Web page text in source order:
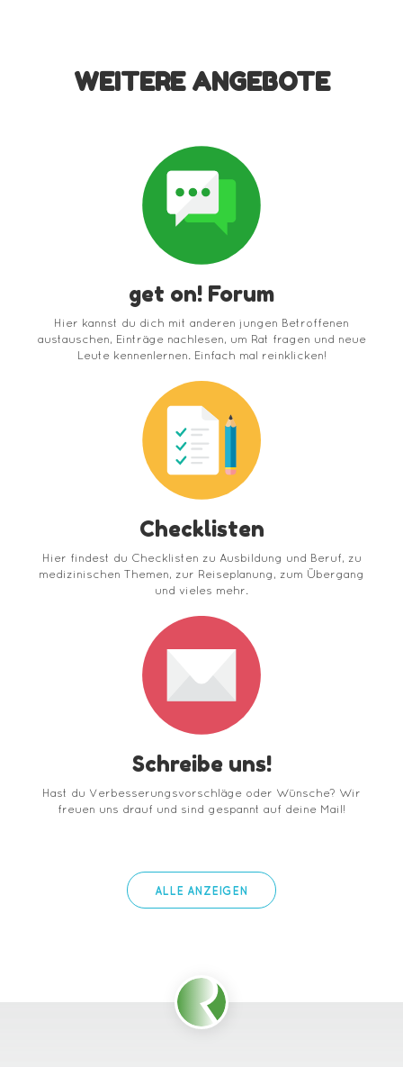
WEITERE ANGEBOTE
get on! Forum
Hier kannst du dich mit anderen jungen Betroffenen
austauschen, Einträge nachlesen, um Rat fragen und neue
Leute kennenlernen. Einfach mal reinklicken!
Checklisten
Hier findest du Checklisten zu Ausbildung und Beruf, zu
medizinischen Themen, zur Reiseplanung, zum Übergang
und vieles mehr.
Schreibe uns!
Hast du Verbesserungsvorschläge oder Wünsche? Wir
freuen uns drauf und sind gespannt auf deine Mail!
ALLE ANZEIGEN